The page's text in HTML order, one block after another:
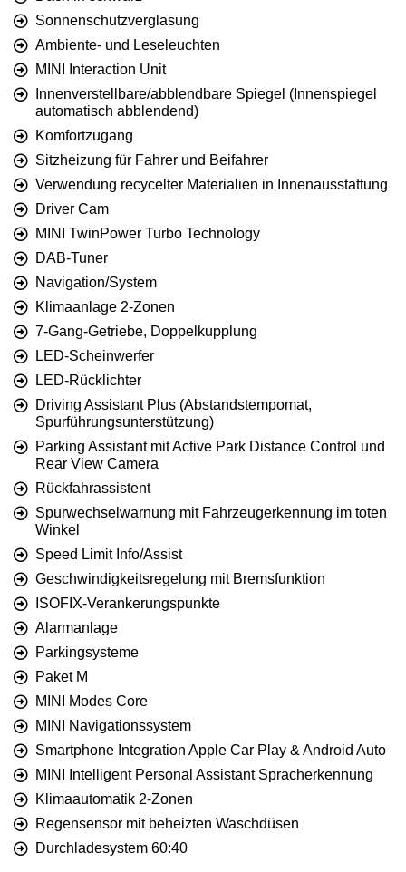
Sonnenschutzverglasung
Ambiente- und Leseleuchten
MINI Interaction Unit
Innenverstellbare/abblendbare Spiegel (Innenspiegel
automatisch abblendend)
Komfortzugang
Sitzheizung für Fahrer und Beifahrer
Verwendung recycelter Materialien in Innenausstattung
Driver Cam
MINI TwinPower Turbo Technology
DAB-Tuner
Navigation/System
Klimaanlage 2-Zonen
7-Gang-Getriebe, Doppelkupplung
LED-Scheinwerfer
LED-Rücklichter
Driving Assistant Plus (Abstandstempomat,
Spurführungsunterstützung)
Parking Assistant mit Active Park Distance Control und
Rear View Camera
Rückfahrassistent
Spurwechselwarnung mit Fahrzeugerkennung im toten
Winkel
Speed Limit Info/Assist
Geschwindigkeitsregelung mit Bremsfunktion
ISOFIX-Verankerungspunkte
Alarmanlage
Parkingsysteme
Paket M
MINI Modes Core
MINI Navigationssystem
Smartphone Integration Apple Car Play & Android Auto
MINI Intelligent Personal Assistant Spracherkennung
Klimaautomatik 2-Zonen
Regensensor mit beheizten Waschdüsen
Durchladesystem 60:40